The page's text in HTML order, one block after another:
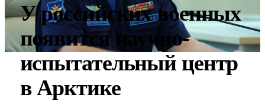
У российских военных
появится научно-
испытательный центр
в Арктике